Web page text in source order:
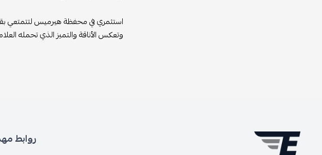
استثمري في محفظة هيرميس لتتمتعي
وتعكس الأناقة والتميز الذي تحمله
روابط